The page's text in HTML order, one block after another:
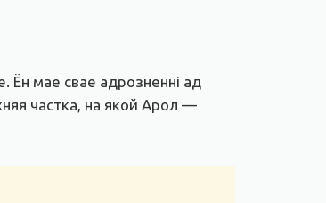
Ён мае свае адрозненні ад
частка, на якой Арол —